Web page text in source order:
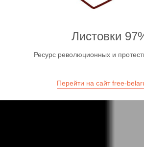
Листовки
Ресурс революционных и
Перейти на сайт free-